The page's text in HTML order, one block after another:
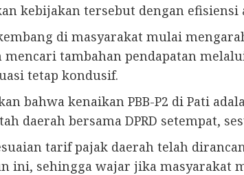
kebijakan tersebut dengan efisiensi
di masyarakat mulai
tambahan pendapatan
tetap kondusif.
bahwa kenaikan PBB-P2 di Pati
daerah bersama DPRD setempat,
tarif pajak daerah telah
sehingga wajar jika masyarakat